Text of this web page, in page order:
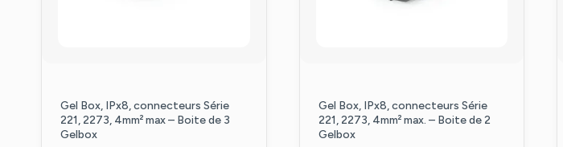
Gel Box, IPx8, connecteurs Série
221, 2273, 4mm² max – Boite de 3
Gelbox
Gel Box, IPx8, connecteurs Série
221, 2273, 4mm² max. – Boite de 2
Gelbox